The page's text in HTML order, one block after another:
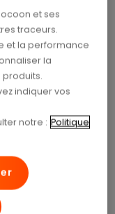
réputés
légers et
ils sont plus
cet
organiques
et
pratiquent
et ses
traceurs.
et la performance
la
indiquer vos
notre : Politique